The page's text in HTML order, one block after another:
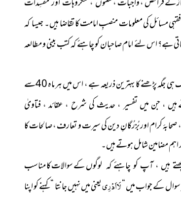
مسائل کی معلومات منصبِ امامت کا تقاضا ہیں۔جیسا کہ
ہے؟ اس لئے امام صاحبان کو چاہئے کہ کتب بینی و مطالعہ
فیضانِ مدینہ “ مختلف عنوانات کو ایک ہی جگہ پڑھنے کا بہترین ذریعہ ہے ، اس میں ہر ماہ 40سے
ہیں ، جن میں تفسیر ، حدیث کی شرح ، عقائد ، فتاویٰ
کرام اور بُزرُگانِ دین کی سیرت و تعارف ،صالحات کا
مضامین شامل ہوتے ہیں۔
ہیں ، آپ کو چاہئے کہ لوگوںکے سوالات کا مناسب
سوال کے جواب میں “لَااَدْرِییعنی میں نہیں جانتا “ کہنے کو اپنا